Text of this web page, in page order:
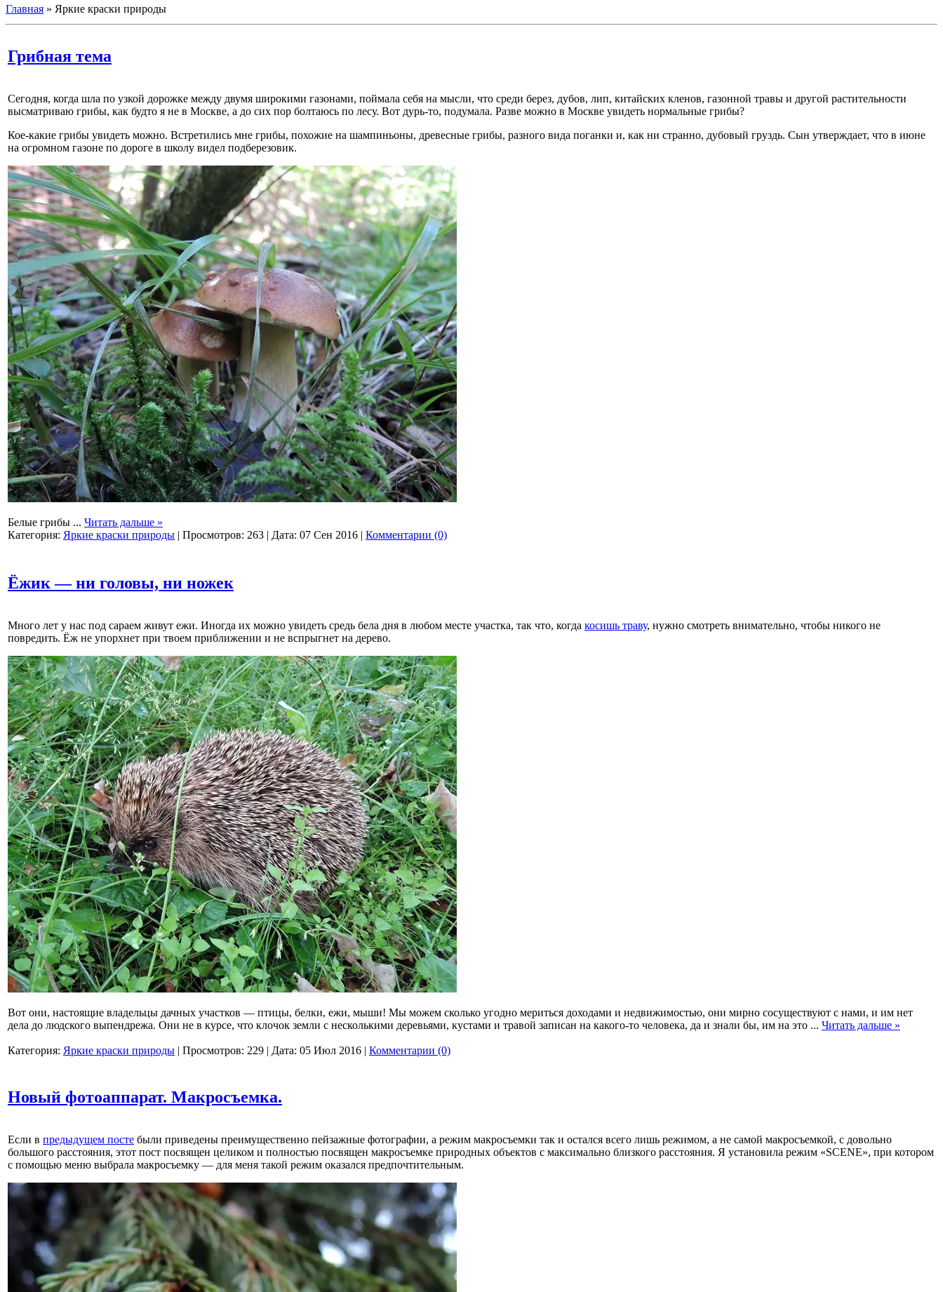
Главная » Яркие краски природы
Грибная тема
Сегодня, когда шла по узкой дорожке между двумя широкими газонами, поймала себя на мысли, что среди берез, дубов, лип, китайских кленов, газонной травы и другой растительности
высматриваю грибы, как будто я не в Москве, а до сих пор болтаюсь по лесу. Вот дурь-то, подумала. Разве можно в Москве увидеть нормальные грибы?
Кое-какие грибы увидеть можно. Встретились мне грибы, похожие на шампиньоны, древесные грибы, разного вида поганки и, как ни странно, дубовый груздь. Сын утверждает, что в июне
на огромном газоне по дороге в школу видел подберезовик.
Белые грибы ... Читать дальше »
Категория: Яркие краски природы | Просмотров: 263 | Дата: 07 Сен 2016 | Комментарии (0)
Ёжик — ни головы, ни ножек
Много лет у нас под сараем живут ежи. Иногда их можно увидеть средь бела дня в любом месте участка, так что, когда косишь траву, нужно смотреть внимательно, чтобы никого не
повредить. Ёж не упорхнет при твоем приближении и не вспрыгнет на дерево.
Вот они, настоящие владельцы дачных участков — птицы, белки, ежи, мыши! Мы можем сколько угодно мериться доходами и недвижимостью, они мирно сосуществуют с нами, и им нет
дела до людского выпендрежа. Они не в курсе, что клочок земли с несколькими деревьями, кустами и травой записан на какого-то человека, да и знали бы, им на это ... Читать дальше »
Категория: Яркие краски природы | Просмотров: 229 | Дата: 05 Июл 2016 | Комментарии (0)
Новый фотоаппарат. Макросъемка.
Если в предыдущем посте были приведены преимущественно пейзажные фотографии, а режим макросъемки так и остался всего лишь режимом, а не самой макросъемкой, с довольно
большого расстояния, этот пост посвящен целиком и полностью посвящен макросъемке природных объектов с максимально близкого расстояния. Я установила режим «SCENE», при котором
с помощью меню выбрала макросъемку — для меня такой режим оказался предпочтительным.